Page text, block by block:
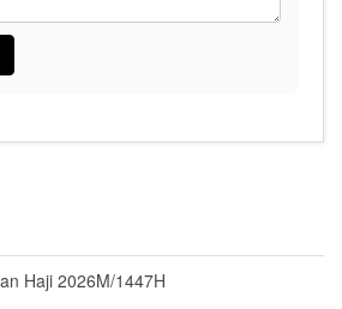
Haji 2026M/1447H